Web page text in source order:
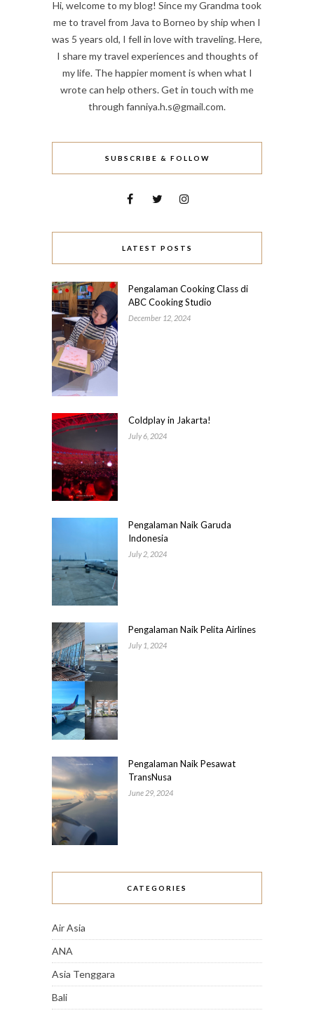
Hi, welcome to my blog! Since my Grandma took
me to travel from Java to Borneo by ship when I
was 5 years old, I fell in love with traveling. Here,
I share my travel experiences and thoughts of
my life. The happier moment is when what I
wrote can help others. Get in touch with me
through fanniya.h.s@gmail.com.
SUBSCRIBE & FOLLOW
LATEST POSTS
Pengalaman Cooking Class di
ABC Cooking Studio
December 12, 2024
Coldplay in Jakarta!
July 6, 2024
Pengalaman Naik Garuda
Indonesia
July 2, 2024
Pengalaman Naik Pelita Airlines
July 1, 2024
Pengalaman Naik Pesawat
TransNusa
June 29, 2024
CATEGORIES
Air Asia
ANA
Asia Tenggara
Bali